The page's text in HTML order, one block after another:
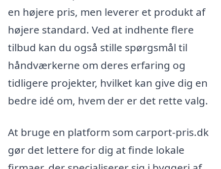
en højere pris, men leverer et produkt af
højere standard. Ved at indhente flere
tilbud kan du også stille spørgsmål til
håndværkerne om deres erfaring og
tidligere projekter, hvilket kan give dig en
bedre idé om, hvem der er det rette valg.
At bruge en platform som carport-pris.dk
gør det lettere for dig at finde lokale